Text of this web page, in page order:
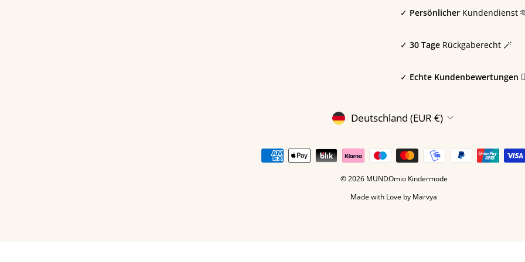
✓ Persönlicher Kundendienst
✓ 30 Tage Rückgaberecht 🪄
✓ Echte Kundenbewertungen
WÄHRUNG
Deutschland (EUR €)
© 2026 MUNDOmio Kindermode
Made with Love by Marvya